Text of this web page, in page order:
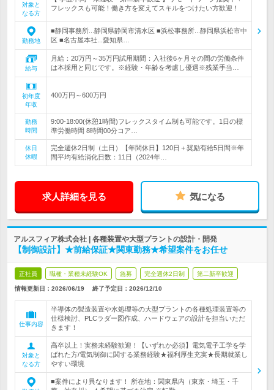
対象と
なる方
フレックスも可能！働き方を変えてスキルをつけたい方歓迎！
勤務地
■静岡事務所...静岡県静岡市清水区 ■浜松事務所...静岡県浜松市中
区 ■名古屋本社...愛知県…
給与
月給：20万円～35万円試用期間：入社後6ヶ月その間の労働条件
は本採用と同じです。※経験・年齢を考慮し優遇※残業手当…
初年度
年収
400万円～600万円
勤務
時間
9:00-18:00(休憩1時間)フレックスタイム制も可能です。1日の標
準労働時間 8時間00分コア…
休日
休暇
完全週休2日制（土日）【年間休日】120日＋奨励有給5日間※年
間平均有給消化日数：11日（2024年…
求人詳細を見る 気になる
アルスフィア株式会社 | 各種装置や大型プラントの設計・開発
【制御設計】★前給保証★関東勤務★希望案件をお任せ
正社員 職種・業種未経験OK 急募 完全週休2日制 第二新卒歓迎
情報更新日：2026/06/19 終了予定日： 2026/12/10
仕事内容
半導体の製造装置や水処理等の大型プラントの各種処理装置等の
仕様検討、PLCラダー図作成、ハードウェアの設計を担当いただ
きます！
対象と
なる方
高卒以上！実務未経験歓迎！【いずれか必須】電気電子工学を学
ばれた方/電気制御に関する業務経験★福利厚生充実★長期就業し
やすい環境
■案件により異なります！ 所在地：関東県内（東京・埼玉・千